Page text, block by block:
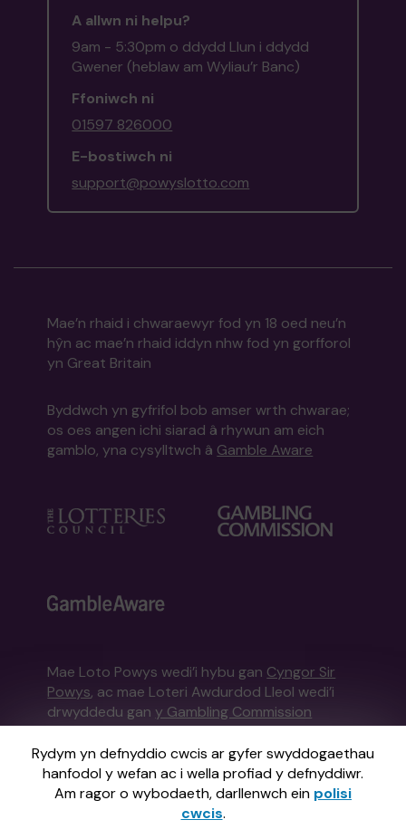
Rydym yn defnyddio cwcis ar gyfer swyddogaethau
hanfodol y wefan ac i wella profiad y defnyddiwr.
Am ragor o wybodaeth, darllenwch ein polisi
cwcis.
A allwn ni helpu?
9am - 5:30pm o ddydd Llun i ddydd
Gwener (heblaw am Wyliau’r Banc)
Ffoniwch ni
01597 826000
E-bostiwch ni
support@powyslotto.com
Mae’n rhaid i chwaraewyr fod yn 18 oed neu’n
hŷn ac mae’n rhaid iddyn nhw fod yn gorfforol
yn Great Britain
Byddwch yn gyfrifol bob amser wrth chwarae;
os oes angen ichi siarad â rhywun am eich
gamblo, yna cysylltwch â Gamble Aware
Mae Loto Powys wedi’i hybu gan Cyngor Sir
Powys, ac mae Loteri Awdurdod Lleol wedi’i
drwyddedu gany Gambling Commission
Gweinyddir y wefan hon gan Gatherwell,
Rheolwr Loteri Allanol sydd wedi'i drwyddedu
a'i reoleiddio ym Mhrydain Fawr gan